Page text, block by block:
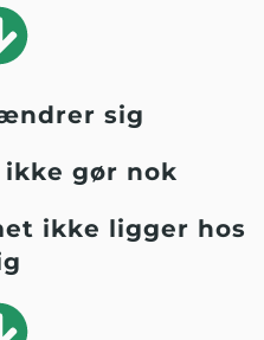
sig
gør nok
ikke ligger hos